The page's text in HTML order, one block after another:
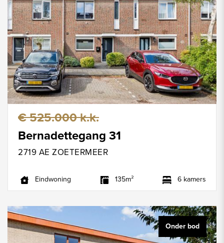
€ 525.000 k.k.
Bernadettegang 31
2719 AE ZOETERMEER
Eindwoning 135m² 6 kamers
Onder bod